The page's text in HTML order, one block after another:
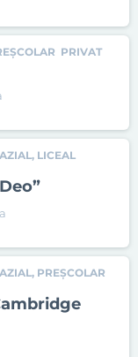
PRIVAT
LICEAL
PREȘCOLAR